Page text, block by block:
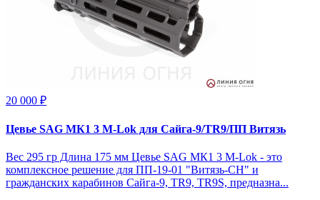
20 000 ₽
Цевье SAG МК1 3 M-Lok для Сайга-9/TR9/ПП Витязь
Вес 295 гр Длина 175 мм Цевье SAG МК1 3 M-Lok - это
комплексное решение для ПП-19-01 "Витязь-СН" и
гражданских карабинов Сайга-9, TR9, TR9S, предназна...